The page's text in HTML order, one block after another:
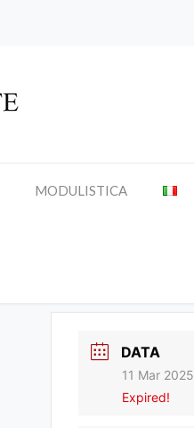
MODULISTICA
DATA
11 Mar 2025
Expired!